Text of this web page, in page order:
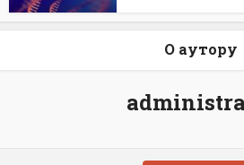
О аутору